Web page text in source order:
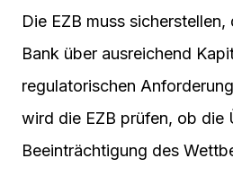
Die EZB muss
Bank über ausreichend
regulatorischen
wird die EZB prüfen, ob die
Beeinträchtigung des